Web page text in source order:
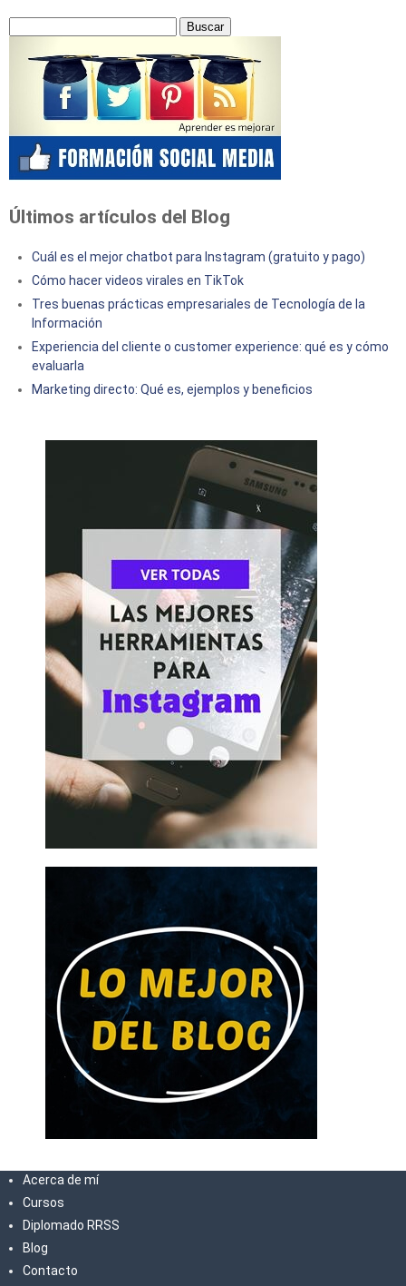
Últimos artículos del Blog
Cuál es el mejor chatbot para Instagram (gratuito y pago)
Cómo hacer videos virales en TikTok
Tres buenas prácticas empresariales de Tecnología de la
Información
Experiencia del cliente o customer experience: qué es y cómo
evaluarla
Marketing directo: Qué es, ejemplos y beneficios
Acerca de mí
Cursos
Diplomado RRSS
Blog
Contacto